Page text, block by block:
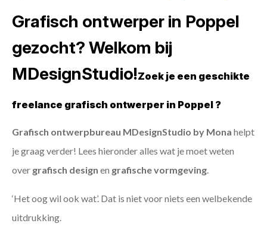
Grafisch ontwerper in Poppel
gezocht? Welkom bij
MDesignStudio!Zoek je een geschikte
freelance grafisch ontwerper in Poppel ?
Grafisch ontwerpbureau MDesignStudio by Mona helpt
je graag verder! Lees hieronder alles wat je moet weten
over grafisch design en grafische vormgeving
‘Het oog wil ook wat’. Dat is niet voor niets een welbekende
uitdrukking.